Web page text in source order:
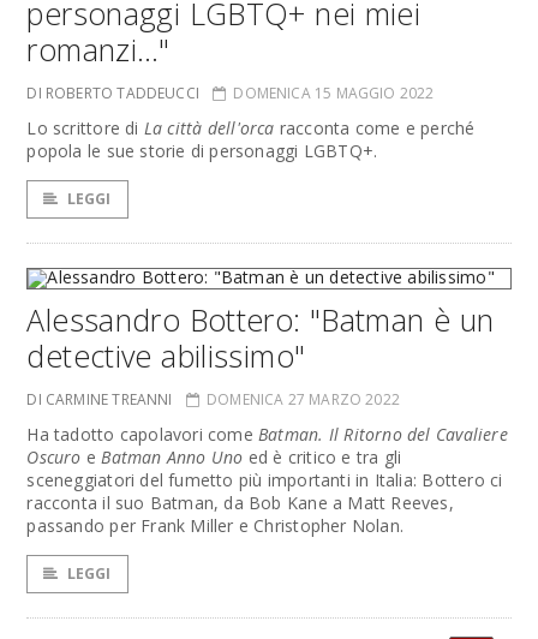
personaggi LGBTQ+ nei miei
romanzi…"
DI ROBERTO TADDEUCCI DOMENICA 15 MAGGIO 2022
Lo scrittore di La città dell'orca racconta come e perché
popola le sue storie di personaggi LGBTQ+.
LEGGI
Alessandro Bottero: "Batman è un
detective abilissimo"
DI CARMINE TREANNI DOMENICA 27 MARZO 2022
Ha tadotto capolavori comeBatman. Il Ritorno del Cavaliere
Oscuro eBatman Anno Uno ed è critico e tra gli
sceneggiatori del fumetto più importanti in Italia: Bottero ci
racconta il suo Batman, da Bob Kane a Matt Reeves,
passando per Frank Miller e Christopher Nolan.
LEGGI